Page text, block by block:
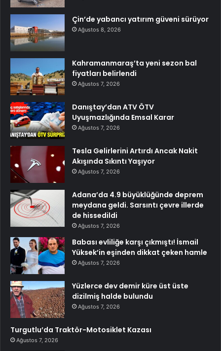
Çin’de yabancı yatırım güveni sürüyor
Ağustos 8, 2026
Kahramanmaraş’ta yeni sezon bal
fiyatları belirlendi
Ağustos 7, 2026
Danıştay’dan ATV ÖTV
Uyuşmazlığında Emsal Karar
Ağustos 7, 2026
Tesla Gelirlerini Artırdı Ancak Nakit
Akışında Sıkıntı Yaşıyor
Ağustos 7, 2026
Adana’da 4.9 büyüklüğünde deprem
meydana geldi. Sarsıntı çevre illerde
de hissedildi
Ağustos 7, 2026
Babası evliliğe karşı çıkmıştı! İsmail
Yüksek’in eşinden dikkat çeken hamle
Ağustos 7, 2026
Yüzlerce dev demir küre üst üste
dizilmiş halde bulundu
Ağustos 7, 2026
Turgutlu’da Traktör-Motosiklet Kazası
Ağustos 7, 2026